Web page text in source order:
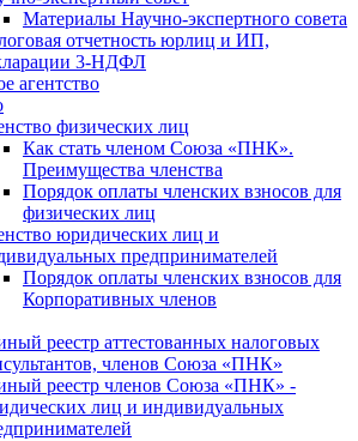
Материалы Научно-экспертного совета
отчетность юрлиц и ИП,
3-НДФЛ
агентство
физических лиц
Как стать членом Союза «ПНК».
Преимущества членства
Порядок оплаты членских взносов для
физических лиц
юридических лиц и
предпринимателей
Порядок оплаты членских взносов для
Корпоративных членов
реестр аттестованных налоговых
членов Союза «ПНК»
реестр членов Союза «ПНК» -
лиц и индивидуальных